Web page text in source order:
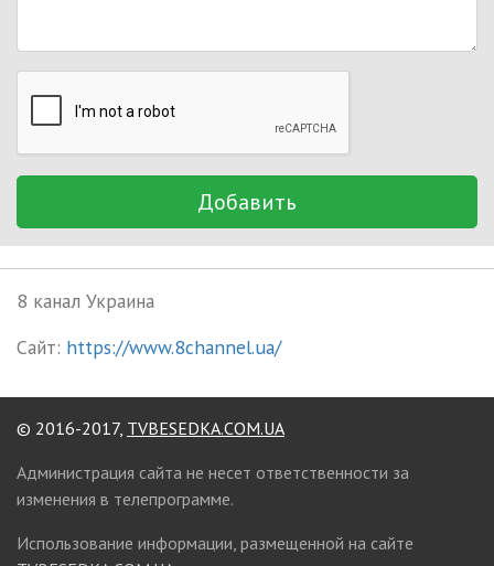
Добавить
8 канал Украина
Сайт: https://www.8channel.ua/
© 2016-2017, TVBESEDKA.COM.UA
Администрация сайта не несет ответственности за
изменения в телепрограмме.
Использование информации, размещенной на сайте